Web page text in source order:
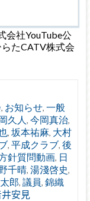
会社YouTube公
たCATV株式会
, お知らせ, 一般
久人 , 今岡真治,
, 坂本祐麻, 大村
, 平成クラブ, 後
針質問動画, 日
千晴, 湯淺啓史,
郎, 議員, 錦織
安見